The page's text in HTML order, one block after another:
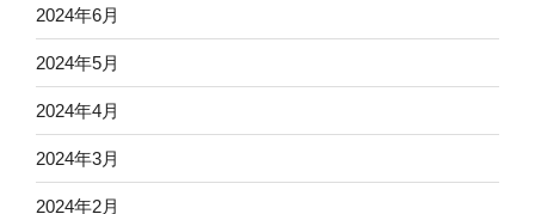
2024年6月
2024年5月
2024年4月
2024年3月
2024年2月